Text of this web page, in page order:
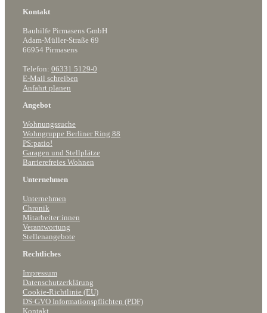
Kontakt
Bauhilfe Pirmasens GmbH
Adam-Müller-Straße 69
66954 Pirmasens
Telefon: 06331 5129-0
E-Mail schreiben
Anfahrt planen
Angebot
Wohnungssuche
Wohngruppe Berliner Ring 88
PS:patio!
Garagen und Stellplätze
Barrierefreies Wohnen
Unternehmen
Unternehmen
Chronik
Mitarbeiter:innen
Verantwortung
Stellenangebote
Rechtliches
Impressum
Datenschutzerklärung
Cookie-Richtlinie (EU)
DS-GVO Informationspflichten (PDF)
Kontakt